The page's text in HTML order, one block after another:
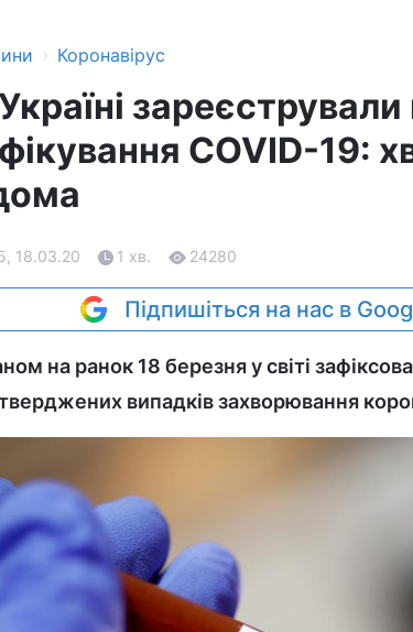
› Коронавірус
COVID-19:
18.03.20 1 хв. 24280
Підпишіться на нас в
на ранок 18 березня у світі
випадків захворювання